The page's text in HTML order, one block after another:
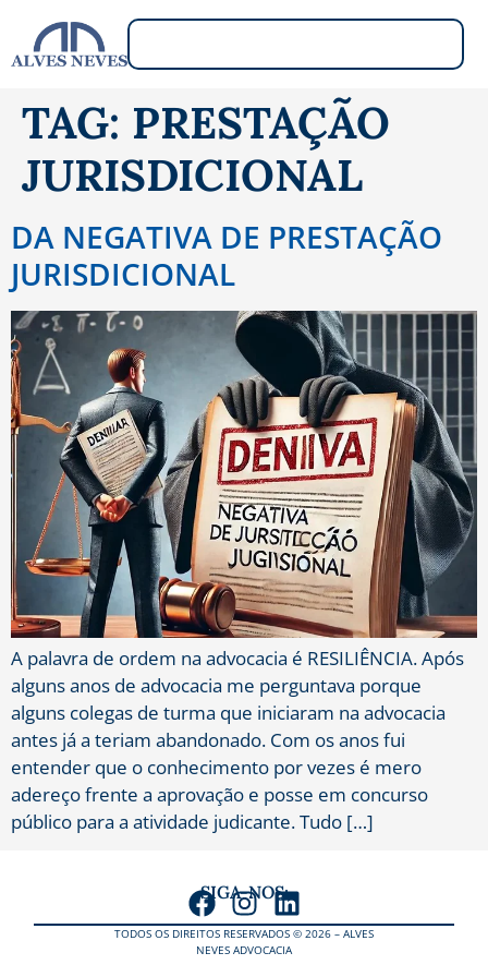
TAG: PRESTAÇÃO
JURISDICIONAL
DA NEGATIVA DE PRESTAÇÃO
JURISDICIONAL
A palavra de ordem na advocacia é RESILIÊNCIA. Após
alguns anos de advocacia me perguntava porque
alguns colegas de turma que iniciaram na advocacia
antes já a teriam abandonado. Com os anos fui
entender que o conhecimento por vezes é mero
adereço frente a aprovação e posse em concurso
público para a atividade judicante. Tudo […]
SIGA-NOS:
TODOS OS DIREITOS RESERVADOS © 2026 – ALVES
NEVES ADVOCACIA